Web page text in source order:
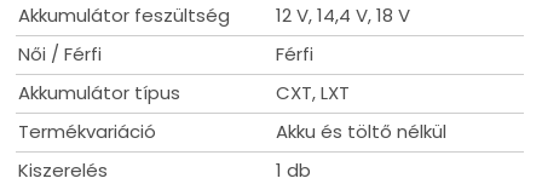
Akkumulátor feszültség
12 V, 14,4 V, 18 V
Női / Férfi
Férfi
Akkumulátor típus
CXT, LXT
Termékvariáció
Akku és töltő nélkül
Kiszerelés
1 db